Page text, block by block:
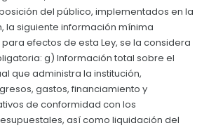
y Ordenamiento Territorial -
Contratación - PAC
Anual - POA
Institucionales
EJECUCIÓN Y REPORTES
del público, implementados en la
la siguiente información mínima
efectos de esta Ley, se la considera
g) Información total sobre el
que administra la institución,
gastos, financiamiento y
de conformidad con los
así como liquidación del